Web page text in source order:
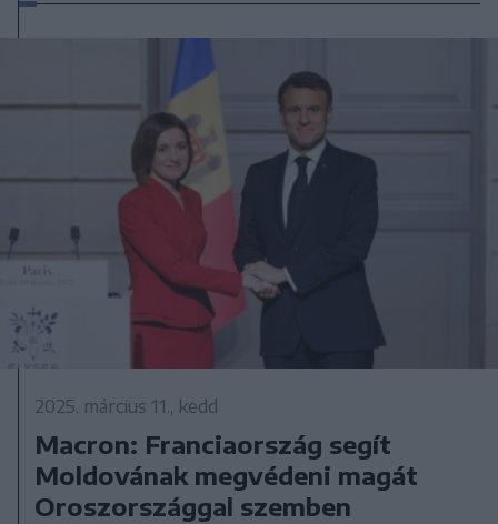
2025. március 11., kedd
Macron: Franciaország segít
Moldovának megvédeni magát
Oroszországgal szemben